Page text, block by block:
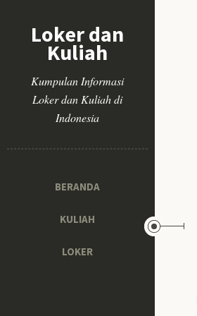
Loker dan
Kuliah
Kumpulan Informasi
Loker dan Kuliah di
Indonesia
BERANDA
KULIAH
LOKER